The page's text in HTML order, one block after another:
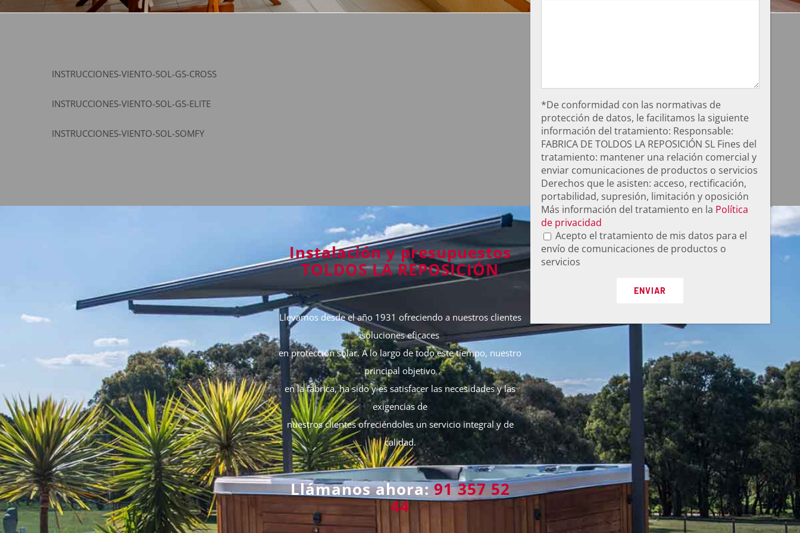
INSTRUCCIONES-VIENTO-SOL-GS-CROSS
INSTRUCCIONES-VIENTO-SOL-GS-ELITE
INSTRUCCIONES-VIENTO-SOL-SOMFY
Instalación y presupuestos
TOLDOS LA REPOSICIÓN
Llevamos desde el año 1931 ofreciendo a nuestros clientes
soluciones eficaces
en protección solar. A lo largo de todo este tiempo, nuestro
principal objetivo
en la fábrica, ha sido y es satisfacer las necesidades y las
exigencias de
nuestros clientes ofreciéndoles un servicio integral y de
calidad.
Llámanos ahora:91 357 52
44
*De conformidad con las normativas de
protección de datos, le facilitamos la siguiente
información del tratamiento: Responsable:
FABRICA DE TOLDOS LA REPOSICIÓN SL Fines del
tratamiento: mantener una relación comercial y
enviar comunicaciones de productos o servicios
Derechos que le asisten: acceso, rectificación,
portabilidad, supresión, limitación y oposición
Más información del tratamiento en la Política
de privacidad
Acepto el tratamiento de mis datos para el
envío de comunicaciones de productos o
servicios